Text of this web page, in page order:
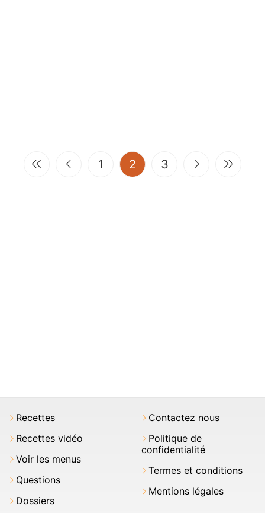
1 2 (current)
3
Recettes
Recettes vidéo
Voir les menus
Questions
Dossiers
Contactez nous
Politique de
confidentialité
Termes et conditions
Mentions légales